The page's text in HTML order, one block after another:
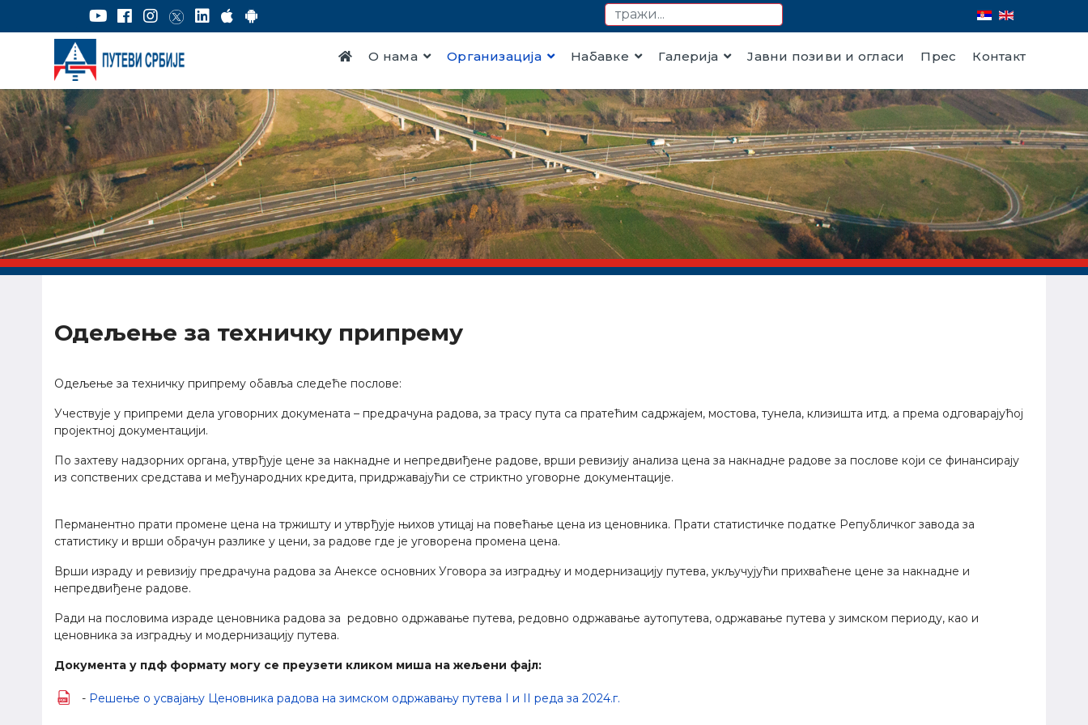
О нама Организација Набавке Галерија Јавни позиви и огласи Прес Контакт
Одељење за техничку припрему
Одељење за техничку припрему обавља следеће послове:
Учествује у припреми дела уговорних докумената – предрачуна радова, за трасу пута са пратећим садржајем, мостова, тунела, клизишта итд. а према одговарајућој
пројектној документацији.
По захтеву надзорних органа, утврђује цене за накнадне и непредвиђене радове, врши ревизију анализа цена за накнадне радове за послове који се финансирају
из сопствених средстава и међународних кредита, придржавајући се стриктно уговорне документације.
Перманентно прати промене цена на тржишту и утврђује њихов утицај на повећање цена из ценовника. Прати статистичке податке Републичког завода за
статистику и врши обрачун разлике у цени, за радове где је уговорена промена цена.
Врши израду и ревизију предрачуна радова за Анексе основних Уговора за изградњу и модернизацију путева, укључујући прихваћене цене за накнадне и
непредвиђене радове.
Ради на пословима израде ценовника радова за редовно одржавање путева, редовно одржавање аутопутева, одржавање путева у зимском периоду, као и
ценовника за изградњу и модернизацију путева.
Документа у пдф формату могу се преузети кликом миша на жељени фајл:
- Решење о усвајању Ценовника радова на зимском одржавању путева I и II реда за 2024.г.